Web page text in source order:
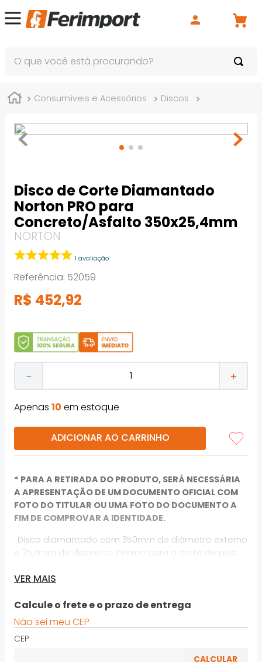
Consumíveis e Acessórios Discos
Disco de Corte Diamantado
Norton PRO para
Concreto/Asfalto 350x25,4mm
NORTON
1 avaliação
Referência: 52059
R$ 452,92
＋
－
Apenas 10 em estoque
ADICIONAR AO CARRINHO
* PARA A RETIRADA DO PRODUTO, SERÁ NECESSÁRIA
A APRESENTAÇÃO DE UM DOCUMENTO OFICIAL COM
FOTO DO TITULAR OU UMA FOTO DO DOCUMENTO A
FIM DE COMPROVAR A IDENTIDADE.
· Disco diamantado com 350mm de diâmetro externo
e 25,4mm de diâmetro interno para o corte de piso
· Alto rendimento e durabilidade
*Imagens meramente ilustrativas
VER MAIS
Calcule o frete e o prazo de entrega
Não sei meu CEP
CEP